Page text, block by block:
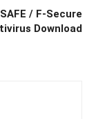
/ F-Secure
Download